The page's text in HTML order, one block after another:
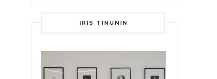
IRIS TINUNIN